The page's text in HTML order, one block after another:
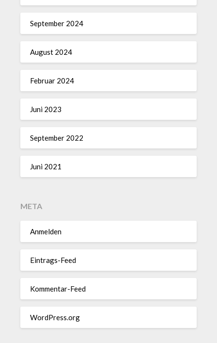
September 2024
August 2024
Februar 2024
Juni 2023
September 2022
Juni 2021
META
Anmelden
Eintrags-Feed
Kommentar-Feed
WordPress.org